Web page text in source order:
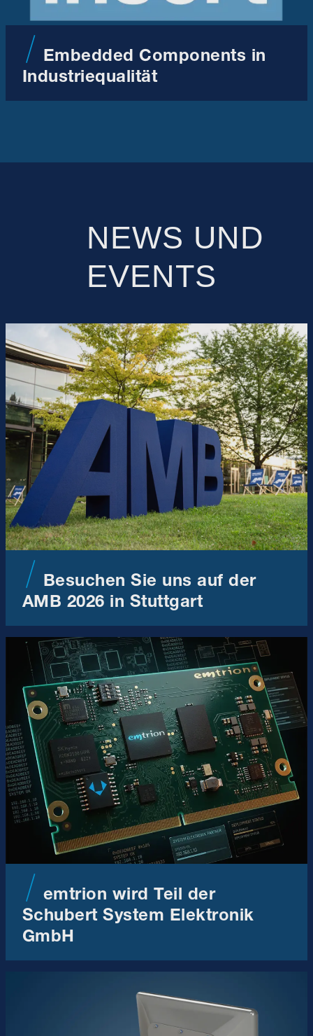
Embedded Components in
Industriequalität
NEWS UND
EVENTS
Besuchen Sie uns auf der
AMB 2026 in Stuttgart
emtrion wird Teil der
Schubert System Elektronik
GmbH